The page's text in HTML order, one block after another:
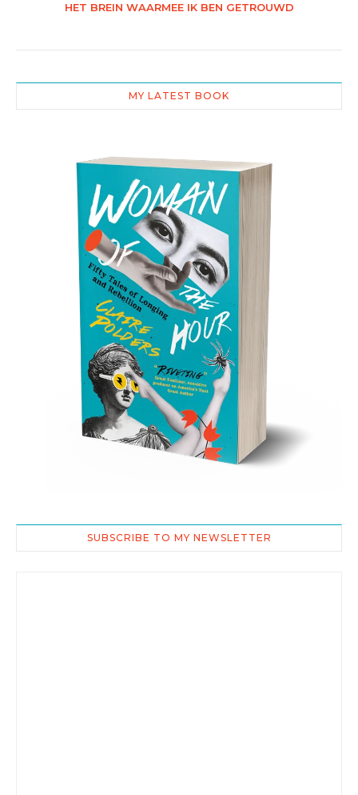
HET BREIN WAARMEE IK BEN GETROUWD
MY LATEST BOOK
SUBSCRIBE TO MY NEWSLETTER